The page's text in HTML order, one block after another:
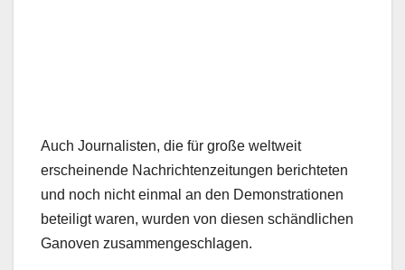
Auch Journalisten, die für große weltweit
erscheinende Nachrichtenzeitungen berichteten
und noch nicht einmal an den Demonstrationen
beteiligt waren, wurden von diesen schändlichen
Ganoven zusammengeschlagen.